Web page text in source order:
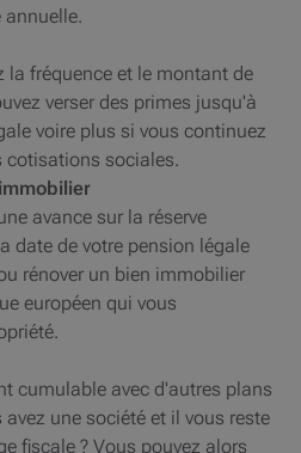
la fréquence et le montant de
verser des primes jusqu'à
voire plus si vous continuez
cotisations sociales.
avance sur la réserve
date de votre pension légale
rénover un bien immobilier
européen qui vous
cumulable avec d'autres plans
une société et il vous reste
fiscale ? Vous pouvez alors